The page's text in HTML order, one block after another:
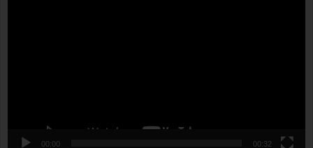
00:00 00:32